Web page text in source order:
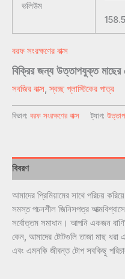
ভলিউম
158.5
বরফ সংরক্ষণের বাক্স
বিক্রির জন্য উত্তাপযুক্ত মাছের
সবজির বাক্স, স্বচ্ছ প্লাস্টিকের পাত্র
বিভাগ: বরফ সংরক্ষণের বাক্স ট্যাগ:
বিবরণ
আমাদের প্রিমিয়ামের সাথে পরিচয় করিয়ে
সমস্ত পচনশীল জিনিসপত্র
সর্বোত্তম সমাধান। আপনি একজন
কেন, আমাদের টোটগুলি তাজা মাছ
এবং এমনকি জীবন্ত টোপ সবকিছু